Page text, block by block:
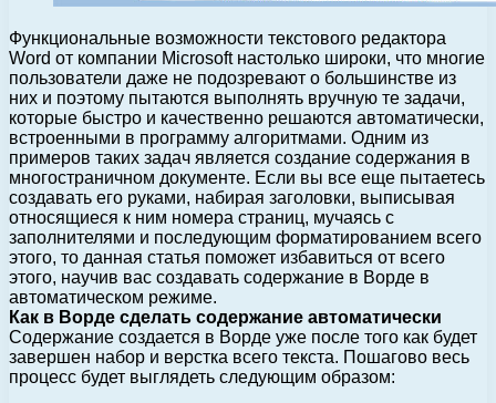
Функциональные возможности текстового редактора
Word от компании Microsoft настолько широки, что многие
пользователи даже не подозревают о большинстве из
них и поэтому пытаются выполнять вручную те задачи,
которые быстро и качественно решаются автоматически,
встроенными в программу алгоритмами. Одним из
примеров таких задач является создание содержания в
многостраничном документе. Если вы все еще пытаетесь
создавать его руками, набирая заголовки, выписывая
относящиеся к ним номера страниц, мучаясь с
заполнителями и последующим форматированием всего
этого, то данная статья поможет избавиться от всего
этого, научив вас создавать содержание в Ворде в
автоматическом режиме.
Как в Ворде сделать содержание автоматически
Содержание создается в Ворде уже после того как будет
завершен набор и верстка всего текста. Пошагово весь
процесс будет выглядеть следующим образом: